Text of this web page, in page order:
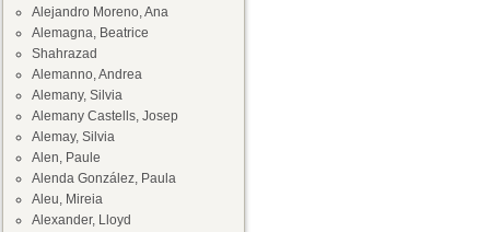
Alejandro Moreno, Ana
Alemagna, Beatrice
Shahrazad
Alemanno, Andrea
Alemany, Silvia
Alemany Castells, Josep
Alemay, Silvia
Alen, Paule
Alenda González, Paula
Aleu, Mireia
Alexander, Lloyd